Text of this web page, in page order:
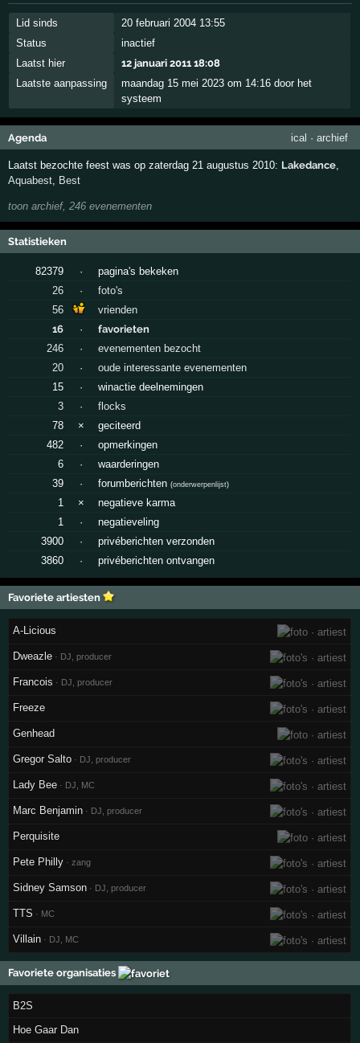
Lid sinds
20 februari 2004 13:55
Status
inactief
Laatst hier
12 januari 2011 18:08
Laatste aanpassing
maandag 15 mei 2023 om 14:16 door het
systeem
Agenda ical · archief
Laatst bezochte feest was op zaterdag 21 augustus 2010: Lakedance
Aquabest
Best
toon archief, 246 evenementen
Statistieken
82379 ·
pagina's bekeken
26
·
foto's
56
vrienden
16
·
favorieten
246
·
evenementen bezocht
20
·
oude interessante evenementen
15
·
winactie deelnemingen
3
·
flocks
78
×
geciteerd
482
·
opmerkingen
6
·
waarderingen
39
· forumberichten(onderwerpenlijst)
1 ×
negatieve karma
1
·
negatieveling
3900
·
privéberichten verzonden
3860
· privéberichten ontvangen
Favoriete artiesten
A-Licious
Dweazle · DJ, producer
Francois · DJ, producer
Freeze
Genhead
Gregor Salto · DJ, producer
Lady Bee · DJ, MC
Marc Benjamin · DJ, producer
Perquisite
Pete Philly · zang
Sidney Samson · DJ, producer
TTS · MC
Villain · DJ, MC
Favoriete organisaties
B2S
Hoe Gaar Dan